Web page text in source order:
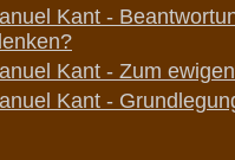
Kant -
Kant - Zum
Kant -